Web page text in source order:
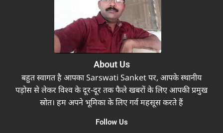
About Us
बहुत स्वागत है आपका Sarswati Sanket पर, आपके स्थानीय
पड़ोस से लेकर विश्व के दूर-दूर तक फैले खबरों के लिए आपकी प्रमुख
स्रोत। हम अपने भूमिका के लिए गर्व महसूस करते हैं
Follow Us